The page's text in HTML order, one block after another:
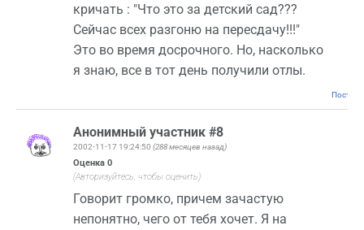
кричать : "Что это за детский сад???
Сейчас всех разгоню на пересдачу!!!"
Это во время досрочного. Но, насколько
я знаю, все в тот день получили отлы.
Анонимный участник #8
2002-11-17 19:24:50 (288 месяцев назад)
Оценка 0
(Авторизуйтесь, чтобы оценить)
Говорит громко, причем зачастую
непонятно, чего от тебя хочет. Я на